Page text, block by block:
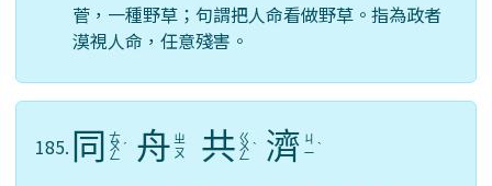
菅，一種野草；句謂把人命看做野草。指為政者
漠視人命，任意殘害。
185. 同 ㄊ
ㄨ
ㄥ
ˊ 舟 ㄓ
ㄡ
共 ㄍ
ㄨ
ㄥ
ˋ 濟 ㄐ
ㄧ ˋ